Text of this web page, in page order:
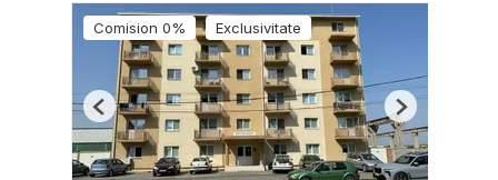
Comision 0% Exclusivitate
Previous Next